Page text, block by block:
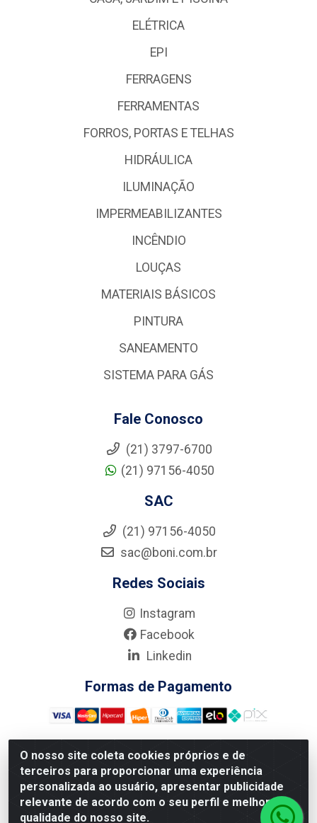
O nosso site coleta cookies próprios e de
terceiros para proporcionar uma experiência
personalizada ao usuário, apresentar publicidade
relevante de acordo com o seu perfil e melhorar a
qualidade do nosso site.
ELÉTRICA
EPI
FERRAGENS
FERRAMENTAS
FORROS, PORTAS E TELHAS
HIDRÁULICA
ILUMINAÇÃO
IMPERMEABILIZANTES
INCÊNDIO
LOUÇAS
MATERIAIS BÁSICOS
PINTURA
SANEAMENTO
SISTEMA PARA GÁS
Fale Conosco
(21) 3797-6700
(21) 97156-4050
SAC
(21) 97156-4050
sac@boni.com.br
Redes Sociais
Instagram
Facebook
Linkedin
Formas de Pagamento
Nova Boni Distribuidora de Material de Construção LTDA - Rua
Alice Tibiriçá, 330 - Vila Da Penha, Rio de Janeiro/RJ - CEP:
21.210-110 - CNPJ: 11.003.135/0001-27